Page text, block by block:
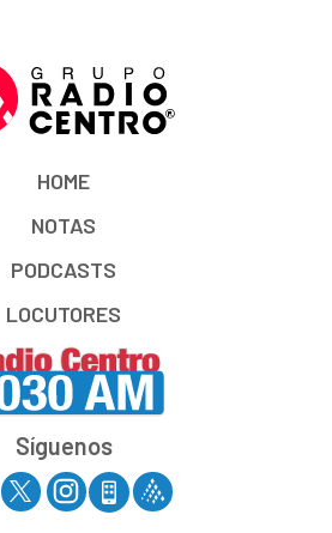
HOME
NOTAS
PODCASTS
LOCUTORES
Síguenos